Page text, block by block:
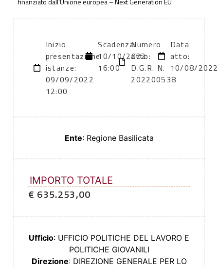
Inizio
presentazione
istanze:
09/09/2022
12:00
Scadenza:
10/10/2022
16:00
Numero
atto:
D.G.R. N.
202200538
Data
atto:
10/08/2022
Ente: Regione Basilicata
IMPORTO TOTALE
€ 635.253,00
Ufficio: UFFICIO POLITICHE DEL LAVORO E
POLITICHE GIOVANILI
Direzione: DIREZIONE GENERALE PER LO